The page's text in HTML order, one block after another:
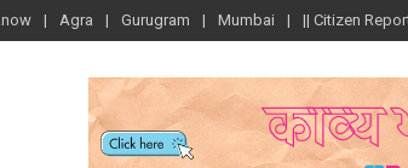
Agra Gurugram Mumbai || Citizen